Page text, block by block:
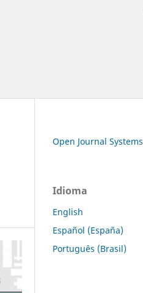
Open Journal Systems
Idioma
English
Español (España)
Português (Brasil)